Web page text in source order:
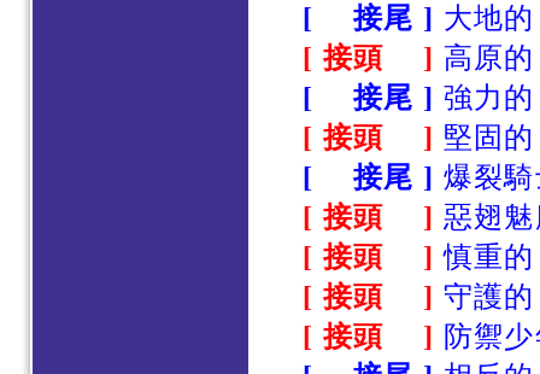
[ 接尾 ] 大地
[ 接頭 ] 高原
[ 接尾 ] 強力
[ 接頭 ] 堅固
[ 接尾 ] 爆裂
[ 接頭 ] 惡翅
[ 接頭 ] 慎重
[ 接頭 ] 守護
[ 接頭 ] 防禦